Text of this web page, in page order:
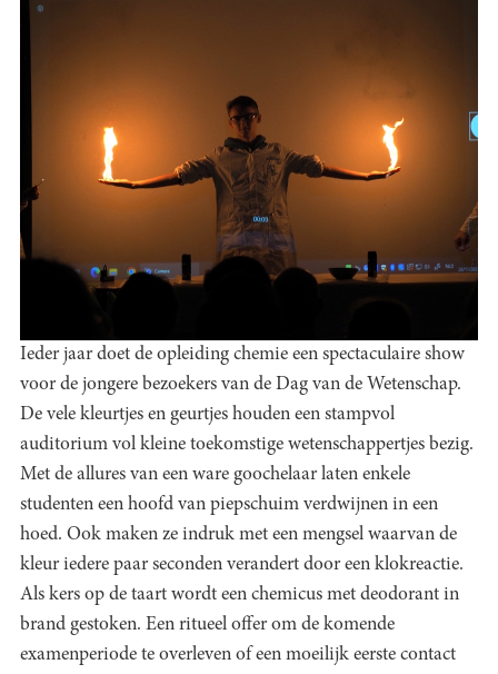
Ieder jaar doet de opleiding chemie een spectaculaire show
voor de jongere bezoekers van de Dag van de Wetenschap.
De vele kleurtjes en geurtjes houden een stampvol
auditorium vol kleine toekomstige wetenschappertjes bezig.
Met de allures van een ware goochelaar laten enkele
studenten een hoofd van piepschuim verdwijnen in een
hoed. Ook maken ze indruk met een mengsel waarvan de
kleur iedere paar seconden verandert door een klokreactie.
Als kers op de taart wordt een chemicus met deodorant in
brand gestoken. Een ritueel offer om de komende
examenperiode te overleven of een moeilijk eerste contact